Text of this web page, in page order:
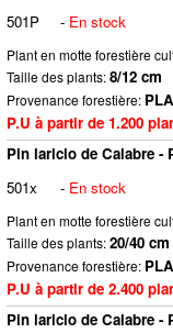
501P
- En stock
Plant en motte forestière
Taille des plants:8/12 cm
Provenance forestière:
P.U à partir de 1.200
Pin laricio de Calabre -
501x
- En stock
Plant en motte forestière
Taille des plants:20/40 cm
Provenance forestière:
P.U à partir de 2.400
Pin laricio de Calabre -